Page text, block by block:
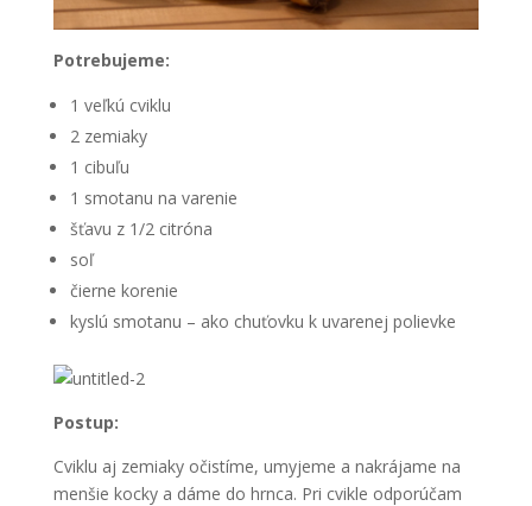
Potrebujeme:
1 veľkú cviklu
2 zemiaky
1 cibuľu
1 smotanu na varenie
šťavu z 1/2 citróna
soľ
čierne korenie
kyslú smotanu – ako chuťovku k uvarenej polievke
Postup:
Cviklu aj zemiaky očistíme, umyjeme a nakrájame na
menšie kocky a dáme do hrnca. Pri cvikle odporúčam